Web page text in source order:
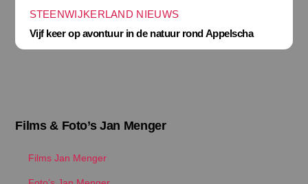
STEENWIJKERLAND NIEUWS
Vijf keer op avontuur in de natuur rond Appelscha
Films & Foto’s Jan Menger
Films Jan Menger